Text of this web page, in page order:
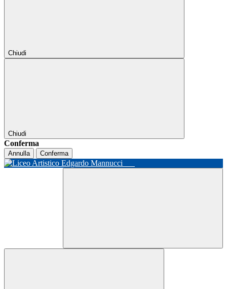
Chiudi
Chiudi
Conferma
Annulla Conferma